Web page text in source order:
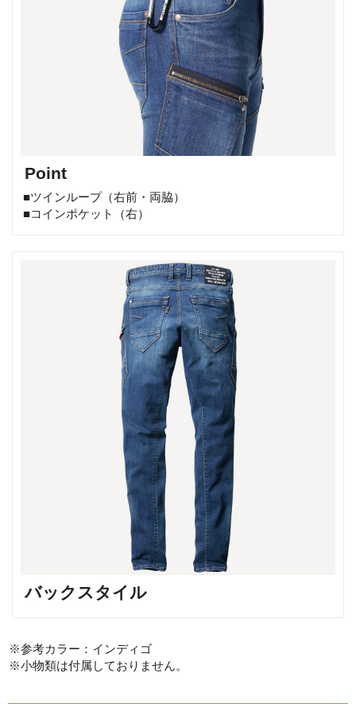
Point
■ツインループ（右前・両脇）
■コインポケット（右）
バックスタイル
※参考カラー：インディゴ
※小物類は付属しておりません。